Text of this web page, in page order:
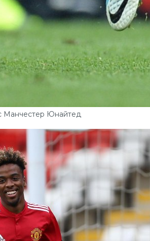
Манчестер Юнайтед